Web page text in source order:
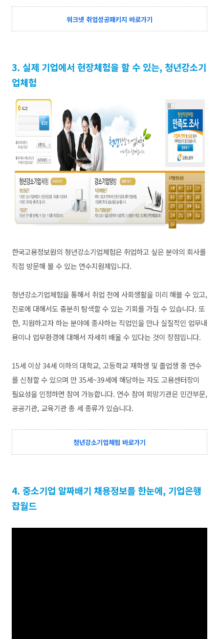
워크넷 취업성공패키지 바로가기
3. 실제 기업에서 현장체험을 할 수 있는, 청년강소기
업체험
한국고용정보원의 청년강소기업체험은 취업하고 싶은 분야의 회사를
직접 방문해 볼 수 있는 연수지원제입니다.
청년강소기업체험을 통해서 취업 전에 사회생활을 미리 해볼 수 있고,
진로에 대해서도 충분히 탐색할 수 있는 기회를 가질 수 있습니다. 또
한, 지원하고자 하는 분야에 종사하는 직업인을 만나 실질적인 업무내
용이나 업무환경에 대해서 자세히 배울 수 있다는 것이 장점입니다.
15세 이상 34세 이하의 대학교, 고등학교 재학생 및 졸업생 중 연수
를 신청할 수 있으며 만 35세~39세에 해당하는 자도 고용센터장이
필요성을 인정하면 참여 가능합니다. 연수 참여 희망기관은 민간부문,
공공기관, 교육기관 총 세 종류가 있습니다.
청년강소기업체험 바로가기
4. 중소기업 알짜배기 채용정보를 한눈에, 기업은행
잡월드